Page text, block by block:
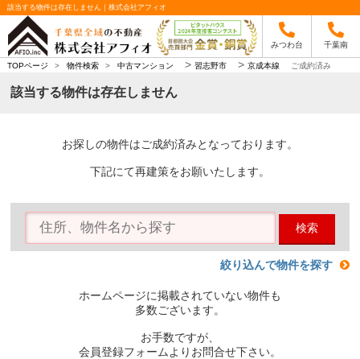
該当する物件は存在しません｜株式会社アフィオ
みつわ台 千葉南
TOPページ > 物件検索 > 中古マンション > 習志野市 > 京成本線 ご成約済み
該当する物件は存在しません
お探しの物件はご成約済みとなっております。
下記にて再建策をお願いたします。
検索
絞り込んで物件を探す
ホームページに掲載されていない物件も
多数ございます。
お手数ですが、
会員登録フォームよりお問合せ下さい。